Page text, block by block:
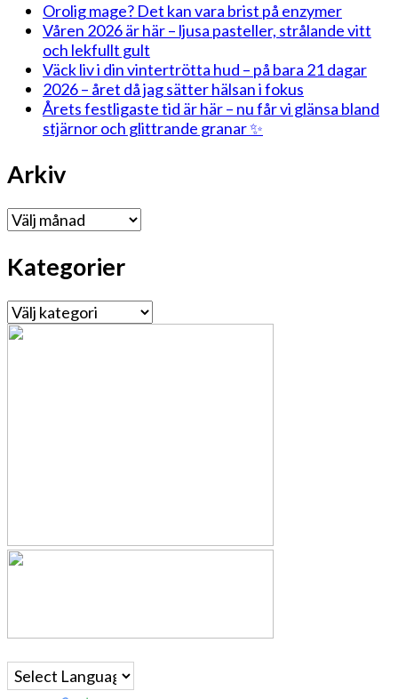
Orolig mage? Det kan vara brist på enzymer
Våren 2026 är här – ljusa pasteller, strålande vitt
och lekfullt gult
Väck liv i din vintertrötta hud – på bara 21 dagar
2026 – året då jag sätter hälsan i fokus
Årets festligaste tid är här – nu får vi glänsa bland
stjärnor och glittrande granar ✨
Arkiv
Arkiv
Kategorier
Kategorier